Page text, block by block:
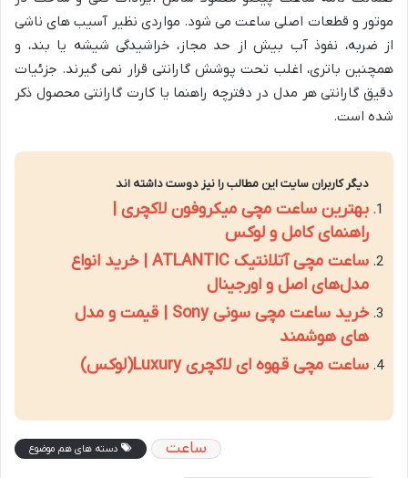
موتور و قطعات اصلی ساعت می شود. مواردی نظیر آسیب های ناشی
از ضربه، نفوذ آب بیش از حد مجاز، خراشیدگی شیشه یا بند، و
همچنین باتری، اغلب تحت پوشش گارانتی قرار نمی گیرند. جزئیات
دقیق گارانتی هر مدل در دفترچه راهنما یا کارت گارانتی محصول ذکر
شده است.
دیگر کاربران سایت این مطالب را نیز دوست داشته اند
بهترین ساعت مچی میکروفون لاکچری |
راهنمای کامل و لوکس
ساعت مچی آتلانتیک ATLANTIC | خرید انواع
مدل‌های اصل و اورجینال
خرید ساعت مچی سونی Sony | قیمت و مدل
های هوشمند
ساعت مچی قهوه ای لاکچری Luxury(لوکس)
دسته های هم موضوع ساعت